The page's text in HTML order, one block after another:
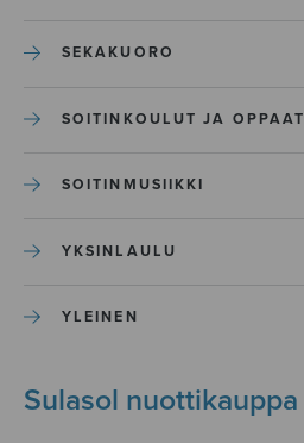
SEKAKUORO
SOITINKOULUT JA OPPAAT
SOITINMUSIIKKI
YKSINLAULU
YLEINEN
Sulasol nuottikauppa